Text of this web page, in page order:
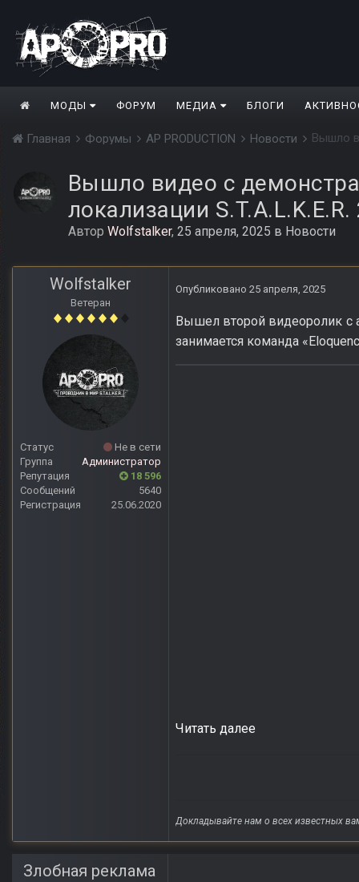
МОДЫ ФОРУМ МЕДИА БЛОГИ
Главная Форумы AP PRODUCTION Новости
Вышло видео с
локализации S.T.A.L.K.E.R.
Автор Wolfstalker, 25 апреля, 2025 в Новости
Wolfstalker
Ветеран
Статус
Не в сети
Группа
Администратор
Репутация
18 596
Сообщений
5640
Регистрация
25.06.2020
Опубликовано 25 апреля, 2025
Вышел второй видеоролик с
занимается команда
Читать далее
Докладывайте нам о всех известных
Злобная реклама